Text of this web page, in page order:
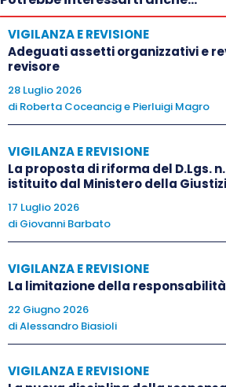
comunicazione va indirizzata
deve altresì valutare se sussistano
esterne, esercitando scetticismo
presenza di atti, intenzionali o meno,
ambientali, giuslavoristiche), il
salvo che la questione sia
di segnalazione verso autorità di
interesse pubblico. Si segnala, inoltre,
Standards Board for Accountants) ha
rafforza le procedure NOCLAR,
VIGILANZA E REVISIONE
Adeguati assetti organizzativi e
revisore
28 Luglio 2026
di Roberta Coceancige Pierluigi Magro
VIGILANZA E REVISIONE
La proposta di riforma del D.Lgs.
istituito dal Ministero della
17 Luglio 2026
di Giovanni Barbato
VIGILANZA E REVISIONE
La limitazione della
22 Giugno 2026
diAlessandro Biasioli
VIGILANZA E REVISIONE